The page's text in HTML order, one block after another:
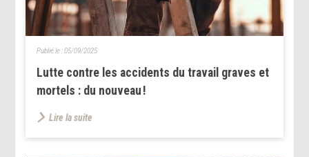
Lutte contre les accidents du travail graves et
mortels : du nouveau !
Publié le :05/09/2025
Lire la suite